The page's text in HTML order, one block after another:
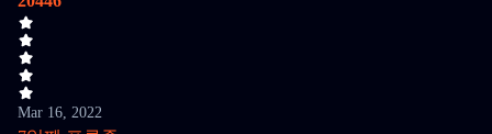
Mar 16, 2022